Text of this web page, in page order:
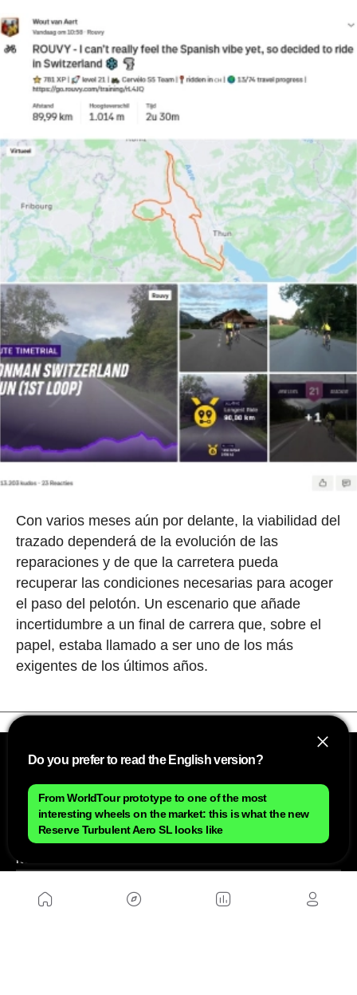
Con varios meses aún por delante, la viabilidad del
trazado dependerá de la evolución de las
reparaciones y de que la carretera pueda
recuperar las condiciones necesarias para acoger
el paso del pelotón. Un escenario que añade
incertidumbre a un final de carrera que, sobre el
papel, estaba llamado a ser uno de los más
exigentes de los últimos años.
NOSOTROS
Mapa del sitio
Aviso Legal
Do you prefer to read the English version?
From WorldTour prototype to one of the most
interesting wheels on the market: this is what the new
Reserve Turbulent Aero SL looks like